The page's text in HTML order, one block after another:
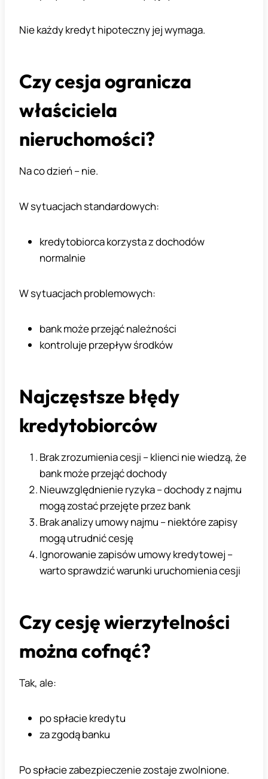
Nie każdy kredyt hipoteczny jej wymaga.
Czy cesja ogranicza
właściciela
nieruchomości?
Na co dzień – nie.
W sytuacjach standardowych:
kredytobiorca korzysta z dochodów
normalnie
W sytuacjach problemowych:
bank może przejąć należności
kontroluje przepływ środków
Najczęstsze błędy
kredytobiorców
Brak zrozumienia cesji – klienci nie wiedzą, że
bank może przejąć dochody
Nieuwzględnienie ryzyka – dochody z najmu
mogą zostać przejęte przez bank
Brak analizy umowy najmu – niektóre zapisy
mogą utrudnić cesję
Ignorowanie zapisów umowy kredytowej –
warto sprawdzić warunki uruchomienia cesji
Czy cesję wierzytelności
można cofnąć?
Tak, ale:
po spłacie kredytu
za zgodą banku
Po spłacie zabezpieczenie zostaje zwolnione.